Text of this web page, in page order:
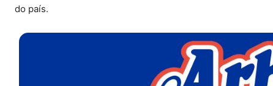
do país.